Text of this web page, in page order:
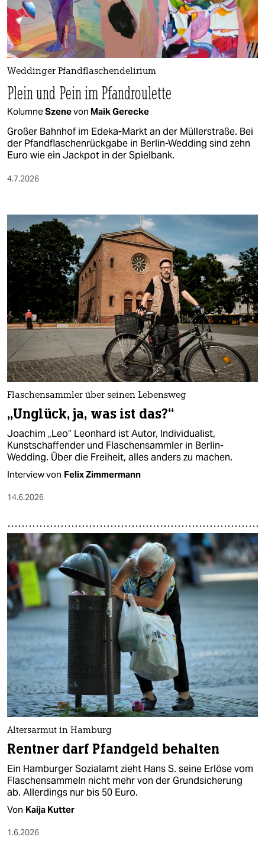
nord
wahrheit
veranstaltungen
shop
fragen & hilfe
genossenschaft
epaper login
Weddinger Pfandflaschendelirium
Plein und Pein im Pfandroulette
KolumneSzenevon Maik Gerecke
Großer Bahnhof im Edeka-Markt an der Müllerstraße. Bei
der Pfandflaschenrückgabe in Berlin-Wedding sind zehn
Euro wie ein Jackpot in der Spielbank.
4.7.2026
Flaschensammler über seinen Lebensweg
„Unglück, ja, was ist das?“
Joachim „Leo“ Leonhard ist Autor, Individualist,
Kunstschaffender und Flaschensammler in Berlin-
Wedding. Über die Freiheit, alles anders zu machen.
Interview von Felix Zimmermann
14.6.2026
Altersarmut in Hamburg
Rentner darf Pfandgeld behalten
Ein Hamburger Sozialamt zieht Hans S. seine Erlöse vom
Flaschensammeln nicht mehr von der Grundsicherung
ab. Allerdings nur bis 50 Euro.
Von Kaija Kutter
1.6.2026